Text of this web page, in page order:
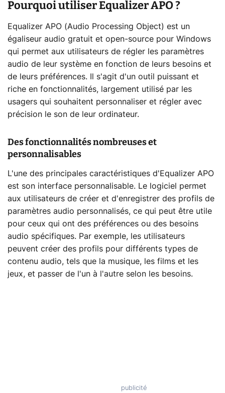
Pourquoi utiliser Equalizer APO ?
Equalizer APO (Audio Processing Object) est un
égaliseur audio gratuit et open-source pour Windows
qui permet aux utilisateurs de régler les paramètres
audio de leur système en fonction de leurs besoins et
de leurs préférences. Il s'agit d'un outil puissant et
riche en fonctionnalités, largement utilisé par les
usagers qui souhaitent personnaliser et régler avec
précision le son de leur ordinateur.
Des fonctionnalités nombreuses et
personnalisables
L'une des principales caractéristiques d'Equalizer APO
est son interface personnalisable. Le logiciel permet
aux utilisateurs de créer et d'enregistrer des profils de
paramètres audio personnalisés, ce qui peut être utile
pour ceux qui ont des préférences ou des besoins
audio spécifiques. Par exemple, les utilisateurs
peuvent créer des profils pour différents types de
contenu audio, tels que la musique, les films et les
jeux, et passer de l'un à l'autre selon les besoins.